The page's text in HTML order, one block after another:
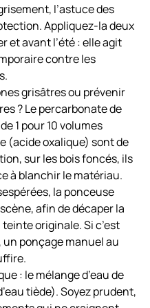
l’astuce des
Appliquez-la deux
et avant l’été : elle agit
contre les
grisâtres ou prévenir
? Le percarbonate de
1 pour 10 volumes
(acide oxalique) sont de
sur les bois foncés, ils
à blanchir le matériau.
la ponceuse
afin de décaper la
originale. Si c’est
ponçage manuel au
: le mélange d’eau de
tiède). Soyez prudent,